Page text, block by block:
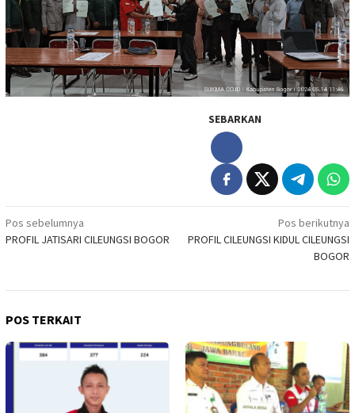
SEBARKAN
Navigasi
pos
Pos sebelumnya
PROFIL JATISARI CILEUNGSI BOGOR
Pos berikutnya
PROFIL CILEUNGSI KIDUL CILEUNGSI
BOGOR
POS TERKAIT